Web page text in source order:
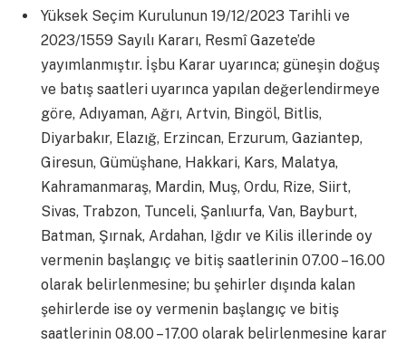
Yüksek Seçim Kurulunun 19/12/2023 Tarihli ve
2023/1559 Sayılı Kararı, Resmî Gazete’de
yayımlanmıştır. İşbu Karar uyarınca; güneşin doğuş
ve batış saatleri uyarınca yapılan değerlendirmeye
göre, Adıyaman, Ağrı, Artvin, Bingöl, Bitlis,
Diyarbakır, Elazığ, Erzincan, Erzurum, Gaziantep,
Giresun, Gümüşhane, Hakkari, Kars, Malatya,
Kahramanmaraş, Mardin, Muş, Ordu, Rize, Siirt,
Sivas, Trabzon, Tunceli, Şanlıurfa, Van, Bayburt,
Batman, Şırnak, Ardahan, Iğdır ve Kilis illerinde oy
vermenin başlangıç ve bitiş saatlerinin 07.00 – 16.00
olarak belirlenmesine; bu şehirler dışında kalan
şehirlerde ise oy vermenin başlangıç ve bitiş
saatlerinin 08.00 – 17.00 olarak belirlenmesine karar